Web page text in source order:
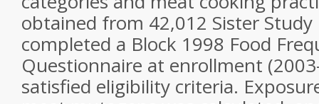
obtained from 42,012 Sister
completed a Block 1998 Food
Questionnaire at enrollment
satisfied eligibility criteria.